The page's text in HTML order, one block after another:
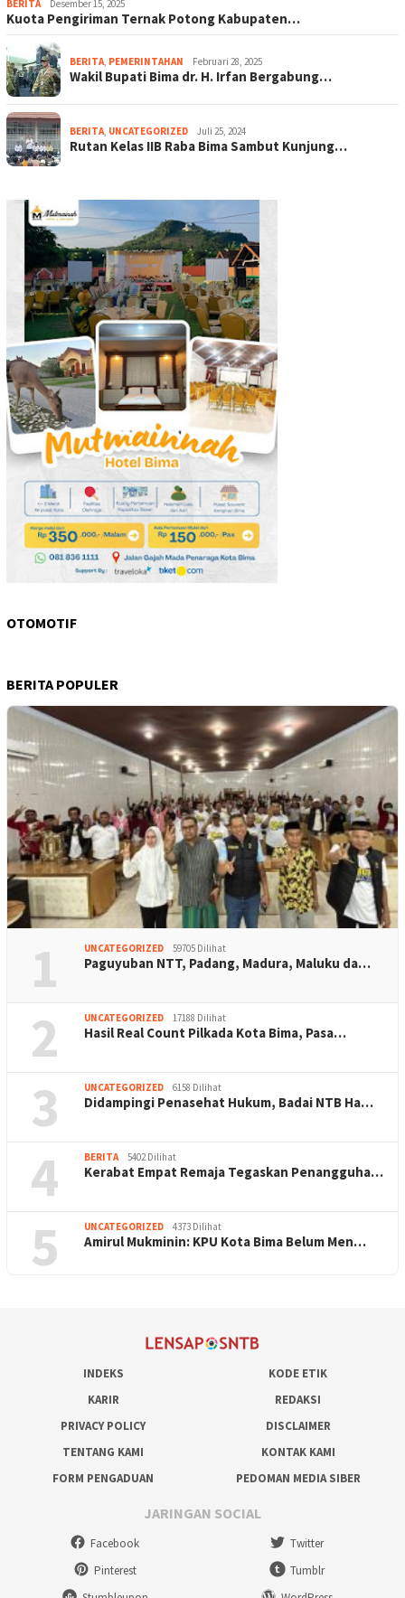
BERITA Desember 15, 2025
Kuota Pengiriman Ternak Potong Kabupaten…
BERITA, PEMERINTAHAN Februari 28, 2025
Wakil Bupati Bima dr. H. Irfan Bergabung…
BERITA, UNCATEGORIZED Juli 25, 2024
Rutan Kelas IIB Raba Bima Sambut Kunjung…
OTOMOTIF
BERITA POPULER
1 UNCATEGORIZED 59705 Dilihat
Paguyuban NTT, Padang, Madura, Maluku da…
2 UNCATEGORIZED 17188 Dilihat
Hasil Real Count Pilkada Kota Bima, Pasa…
3 UNCATEGORIZED 6158 Dilihat
Didampingi Penasehat Hukum, Badai NTB Ha…
4 BERITA 5402 Dilihat
Kerabat Empat Remaja Tegaskan Penangguha…
5 UNCATEGORIZED 4373 Dilihat
Amirul Mukminin: KPU Kota Bima Belum Men…
INDEKS
KODE ETIK
KARIR
REDAKSI
PRIVACY POLICY
DISCLAIMER
TENTANG KAMI
KONTAK KAMI
FORM PENGADUAN
PEDOMAN MEDIA SIBER
JARINGAN SOCIAL
Facebook
Twitter
Pinterest
Tumblr